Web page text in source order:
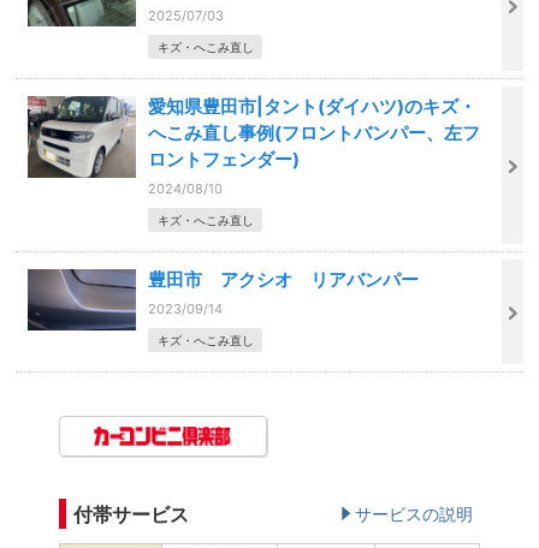
2025/07/03
キズ・へこみ直し
愛知県豊田市|タント(ダイハツ)のキズ・
へこみ直し事例(フロントバンパー、左フ
ロントフェンダー)
2024/08/10
キズ・へこみ直し
豊田市 アクシオ リアバンパー
2023/09/14
キズ・へこみ直し
付帯サービス サービスの説明